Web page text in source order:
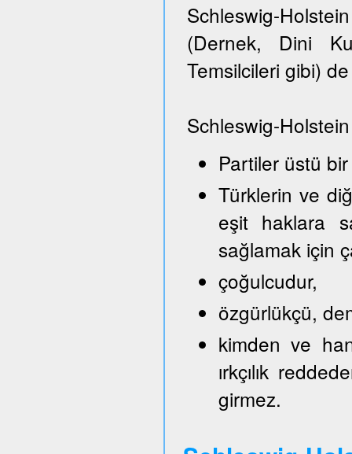
Schleswig-
(Dernek, Dini
Temsilcileri gibi)
Schleswig-
Partiler üstü
Türklerin ve
eşit haklara
sağlamak için
çoğulcudur,
özgürlükçü,
kimden ve
ırkçılık
girmez.